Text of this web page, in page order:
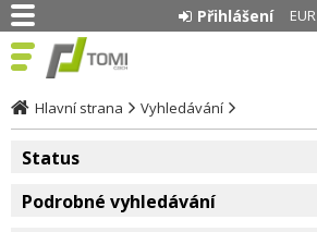
EUR
Přihlášení
Hlavní strana Vyhledávání
Status
Podrobné vyhledávání